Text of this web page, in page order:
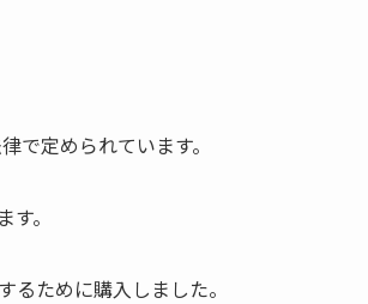
で定められています。
す。
ために購入しました。